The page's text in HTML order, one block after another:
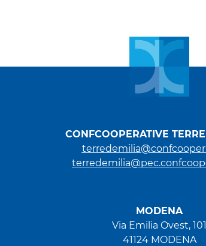
CONFCOOPERATIVE
MODENA
Via Emilia Ovest, 101
41124 MODENA